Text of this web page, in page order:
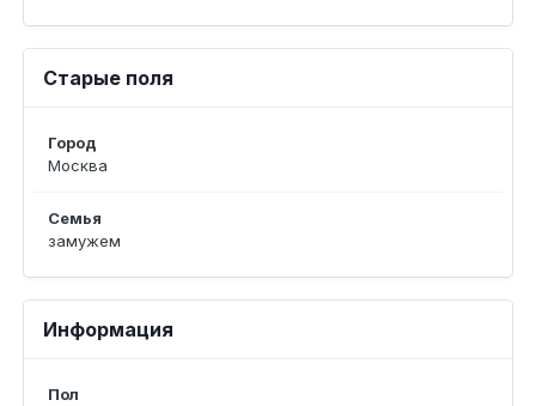
Старые поля
Город
Москва
Семья
замужем
Информация
Пол